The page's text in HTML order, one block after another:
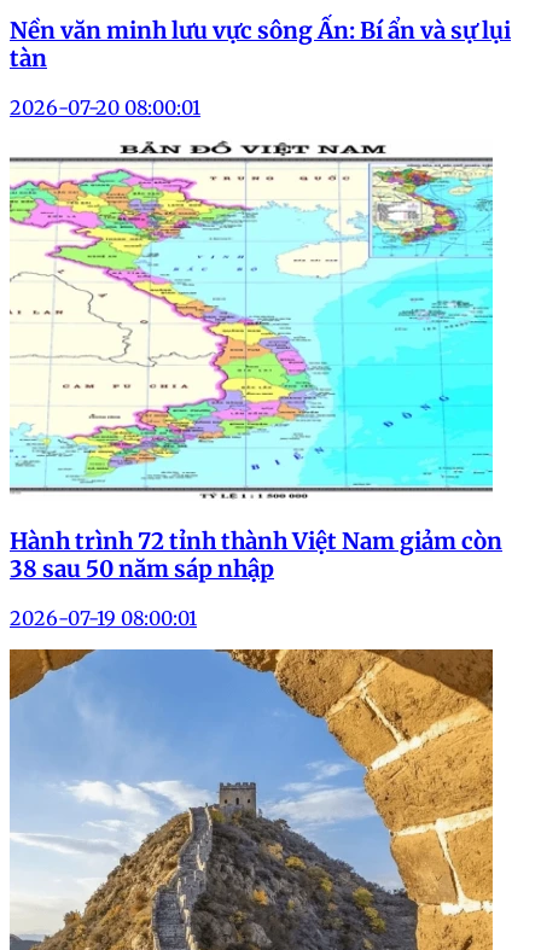
Nền văn minh lưu vực sông Ấn: Bí ẩn và sự lụi
tàn
2026-07-20 08:00:01
Hành trình 72 tỉnh thành Việt Nam giảm còn
38 sau 50 năm sáp nhập
2026-07-19 08:00:01